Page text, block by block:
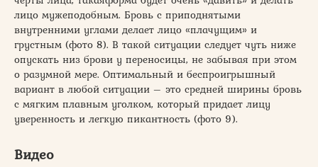
лицо мужеподобным. Бровь с приподнятыми
внутренними углами делает лицо «плачущим» и
грустным (фото 8). В такой ситуации следует чуть ниже
опускать низ брови у переносицы, не забывая при этом
о разумной мере. Оптимальный и беспроигрышный
вариант в любой ситуации – это средней ширины бровь
с мягким плавным уголком, который придает лицу
уверенность и легкую пикантность (фото 9).
Видео